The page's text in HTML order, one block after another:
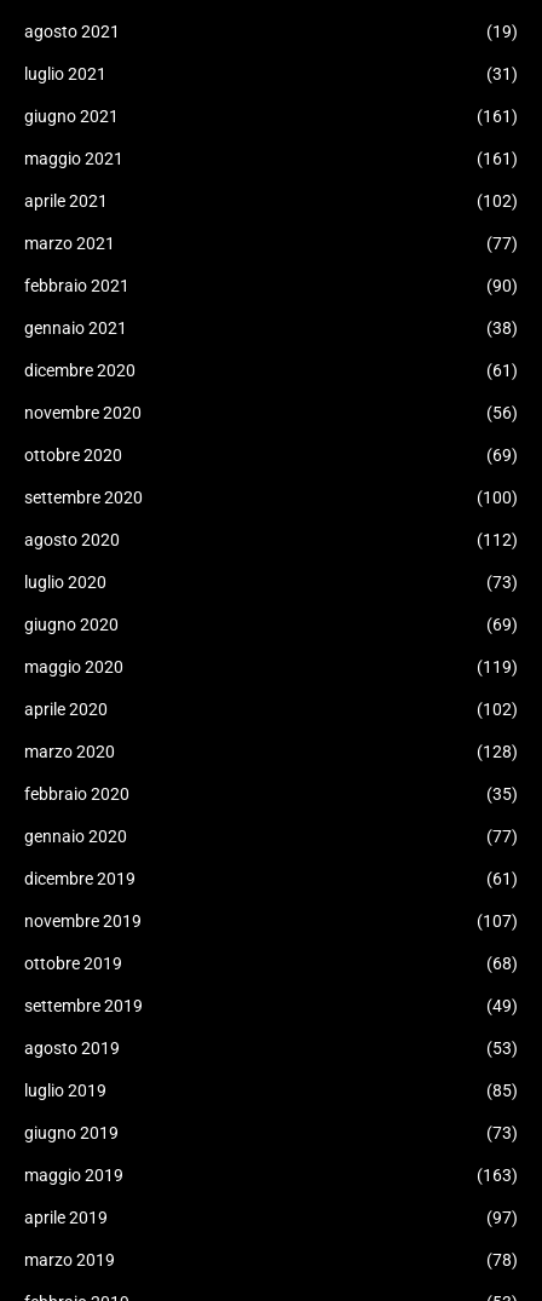
agosto 2021 (19)
luglio 2021 (31)
giugno 2021 (161)
maggio 2021 (161)
aprile 2021 (102)
marzo 2021 (77)
febbraio 2021 (90)
gennaio 2021 (38)
dicembre 2020 (61)
novembre 2020 (56)
ottobre 2020 (69)
settembre 2020 (100)
agosto 2020 (112)
luglio 2020 (73)
giugno 2020 (69)
maggio 2020 (119)
aprile 2020 (102)
marzo 2020 (128)
febbraio 2020 (35)
gennaio 2020 (77)
dicembre 2019 (61)
novembre 2019 (107)
ottobre 2019 (68)
settembre 2019 (49)
agosto 2019 (53)
luglio 2019 (85)
giugno 2019 (73)
maggio 2019 (163)
aprile 2019 (97)
marzo 2019 (78)